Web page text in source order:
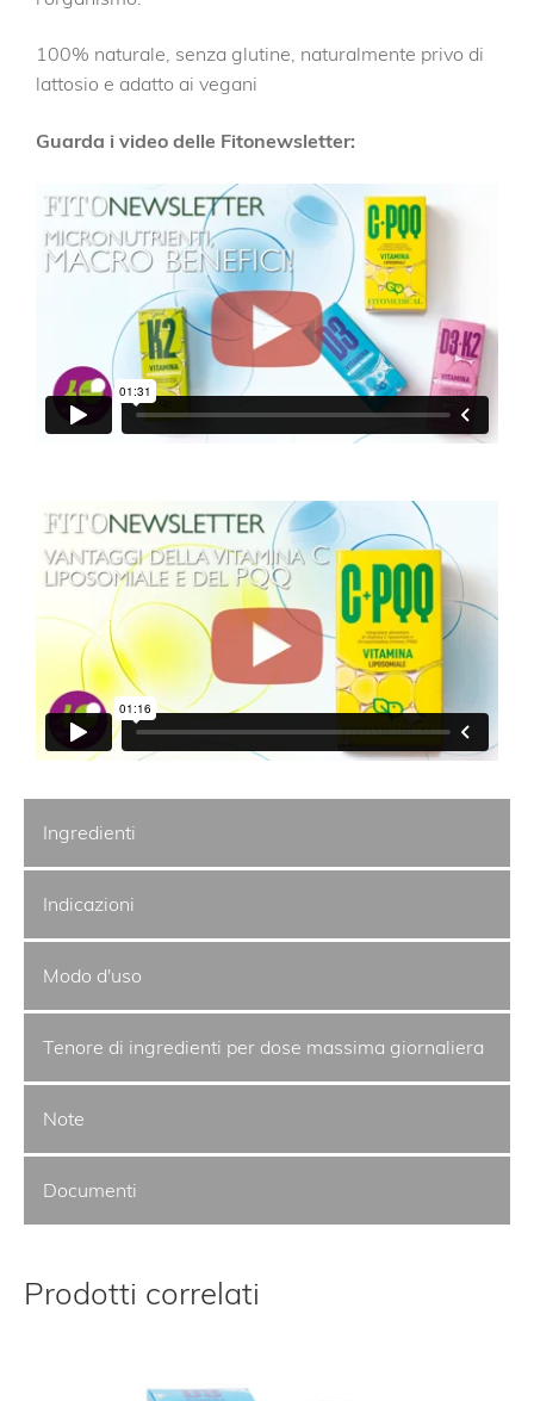
100% naturale, senza glutine, naturalmente privo di
lattosio e adatto ai vegani
Guarda i video delle Fitonewsletter:
Ingredienti
Indicazioni
Modo d'uso
Tenore di ingredienti per dose massima giornaliera
Note
Documenti
Prodotti correlati